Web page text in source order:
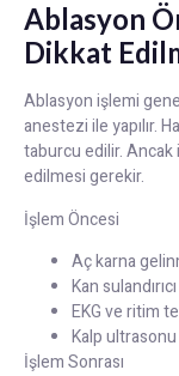
Ablasyon
Dikkat
Ablasyon işlemi
anestezi ile yapılır.
taburcu edilir. Ancak
edilmesi gerekir.
İşlem Öncesi
Aç karna
Kan
EKG ve ritim
Kalp
İşlem Sonrası